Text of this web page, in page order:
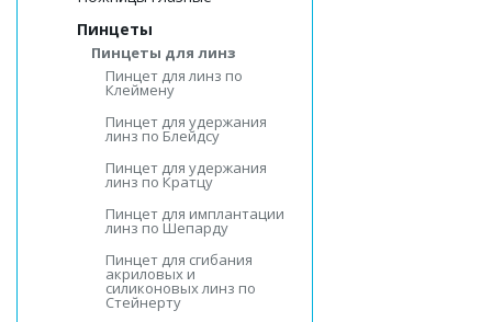
Пинцеты
Пинцеты для линз
Пинцет для линз по
Клеймену
Пинцет для удержания
линз по Блейдсу
Пинцет для удержания
линз по Кратцу
Пинцет для имплантации
линз по Шепарду
Пинцет для сгибания
акриловых и
силиконовых линз по
Стейнерту